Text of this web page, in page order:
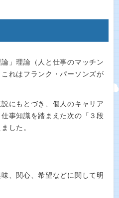
」理論（人と仕事のマッチン
れはフランク・パーソンズが
にもとづき、個人のキャリア
事知識を踏まえた次の「３段
した。
、関心、希望などに関して明